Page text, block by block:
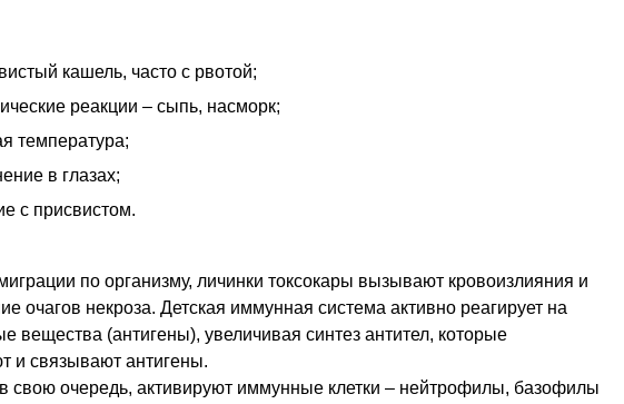
кашель, часто с рвотой;
реакции – сыпь, насморк;
температура;
в глазах;
с присвистом.
по организму, личинки токсокары вызывают кровоизлияния и
очагов некроза. Детская иммунная система активно реагирует на
вещества (антигены), увеличивая синтез антител, которые
и связывают антигены.
свою очередь, активируют иммунные клетки – нейтрофилы, базофилы